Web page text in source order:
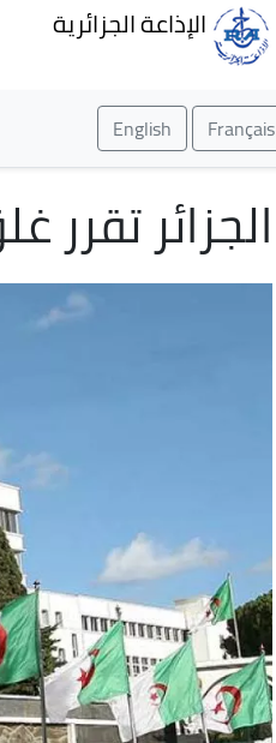
الإذاعة الجزائرية
Français
English
الجزائر